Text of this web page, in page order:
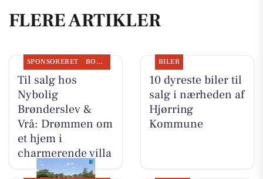
FLERE ARTIKLER
SPONSORERET BOLIGMARKED
Til salg hos
Nybolig
Brønderslev &
Vrå: Drømmen om
et hjem i
charmerende villa
BILER
10 dyreste biler til
salg i nærheden af
Hjørring
Kommune